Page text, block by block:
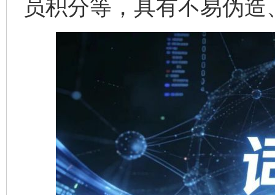
员积分等，具有不易伪